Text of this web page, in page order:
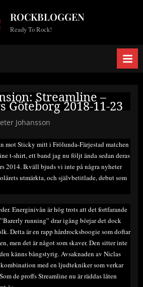
ROCKBLOGGEN
Ready To Rock!
Streamline –
Göteborg 2018-11-23
Johansson
mot Sticky mitt i Frölunda-Färjestad matchen
t-shirt, ett band jag nu följt ända sedan deras
2014. Ikväll bjuds vi inte på några nyheter
utmärkta, och självbetitlade, debut som
Energinivån är hög trots att det fortfarande
running” drar igång börjar det dock
Detta är en rapp hårdrocksboogie som doftar
men det är något som skaver. Den sitter inte
känns bångstyrig. Avsaknaden av Niclas
med en ljudtekniker som verkar
de proffs Streamline nu är räddas låten